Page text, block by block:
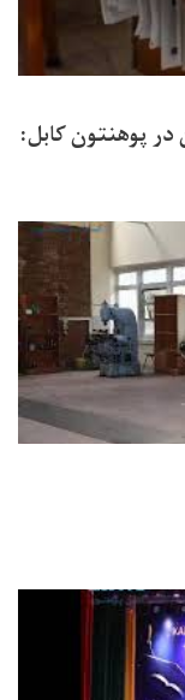
پوهنتون کابل: